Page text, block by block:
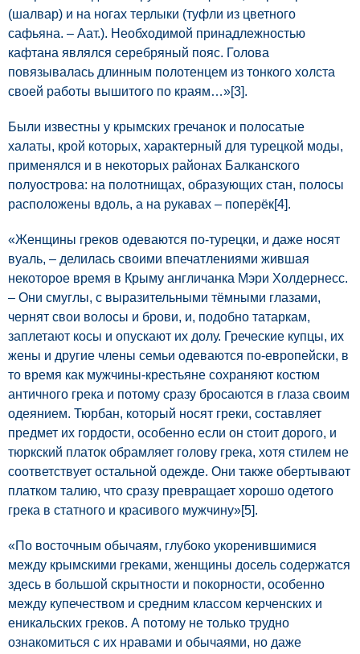
(шалвар) и на ногах терлыки (туфли из цветного
сафьяна. – Аат.). Необходимой принадлежностью
кафтана являлся серебряный пояс. Голова
повязывалась длинным полотенцем из тонкого холста
своей работы вышитого по краям…»[3].
Были известны у крымских гречанок и полосатые
халаты, крой которых, характерный для турецкой моды,
применялся и в некоторых районах Балканского
полуострова: на полотнищах, образующих стан, полосы
расположены вдоль, а на рукавах – поперёк[4].
«Женщины греков одеваются по-турецки, и даже носят
вуаль, – делилась своими впечатлениями жившая
некоторое время в Крыму англичанка Мэри Холдернесс.
– Они смуглы, с выразительными тёмными глазами,
чернят свои волосы и брови, и, подобно татаркам,
заплетают косы и опускают их долу. Греческие купцы, их
жены и другие члены семьи одеваются по-европейски, в
то время как мужчины-крестьяне сохраняют костюм
античного грека и потому сразу бросаются в глаза своим
одеянием. Тюрбан, который носят греки, составляет
предмет их гордости, особенно если он стоит дорого, и
тюркский платок обрамляет голову грека, хотя стилем не
соответствует остальной одежде. Они также обертывают
платком талию, что сразу превращает хорошо одетого
грека в статного и красивого мужчину»[5].
«По восточным обычаям, глубоко укоренившимися
между крымскими греками, женщины досель содержатся
здесь в большой скрытности и покорности, особенно
между купечеством и средним классом керченских и
еникальских греков. А потому не только трудно
ознакомиться с их нравами и обычаями, но даже